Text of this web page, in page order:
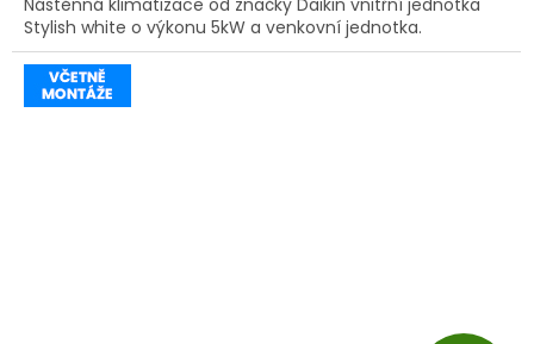
Nástěnná klimatizace od značky Daikin vnitřní jednotka
Stylish white o výkonu 5kW a venkovní jednotka.